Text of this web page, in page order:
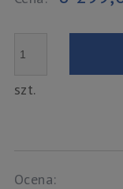
szt.
Ocena: